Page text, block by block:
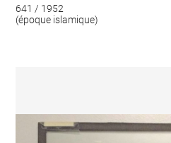
641 / 1952
(époque islamique)